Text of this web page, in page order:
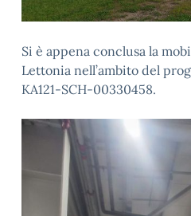
Si è appena conclusa la
Lettonia nell’ambito del
KA121-SCH-00330458.